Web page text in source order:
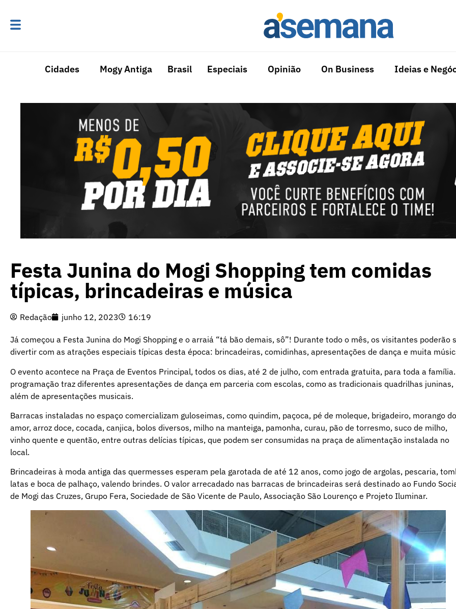
Cidades Mogy Antiga Brasil Especiais Opinião On Business Ideias e
Festa Junina do Mogi Shopping tem comidas
típicas, brincadeiras e música
Redação junho 12, 2023 16:19
Já começou a Festa Junina do Mogi Shopping e o arraiá “tá bão demais, sô”! Durante todo o mês, os visitantes poderão
divertir com as atrações especiais típicas desta época: brincadeiras, comidinhas, apresentações de dança e muita
O evento acontece na Praça de Eventos Principal, todos os dias, até 2 de julho, com entrada gratuita, para toda a
programação traz diferentes apresentações de dança em parceria com escolas, como as tradicionais quadrilhas juninas,
além de apresentações musicais.
Barracas instaladas no espaço comercializam guloseimas, como quindim, paçoca, pé de moleque, brigadeiro, morango do
amor, arroz doce, cocada, canjica, bolos diversos, milho na manteiga, pamonha, curau, pão de torresmo, suco de milho,
vinho quente e quentão, entre outras delícias típicas, que podem ser consumidas na praça de alimentação instalada no
local.
Brincadeiras à moda antiga das quermesses esperam pela garotada de até 12 anos, como jogo de argolas, pescaria,
latas e boca de palhaço, valendo brindes. O valor arrecadado nas barracas de brincadeiras será destinado ao Fundo
de Mogi das Cruzes, Grupo Fera, Sociedade de São Vicente de Paulo, Associação São Lourenço e Projeto Iluminar.